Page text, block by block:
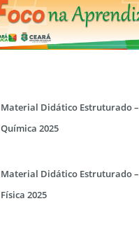
Material Didático Estruturado –
Química 2025
Material Didático Estruturado –
Física 2025